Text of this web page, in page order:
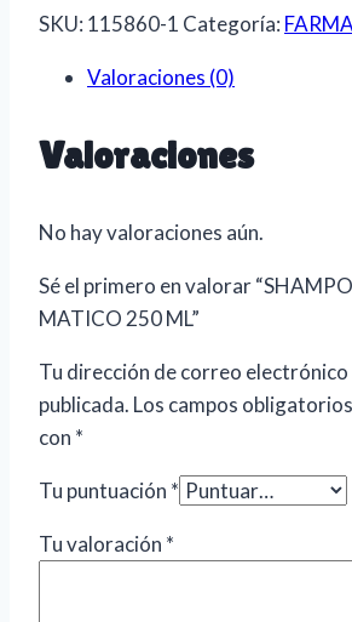
SKU: 115860-1 Categoría:
Valoraciones (0)
Valoraciones
No hay valoraciones aún.
Sé el primero en valorar
MATICO 250 ML”
Tu dirección de correo electrónico
publicada. Los campos
con *
Tu puntuación *
Tu valoración *